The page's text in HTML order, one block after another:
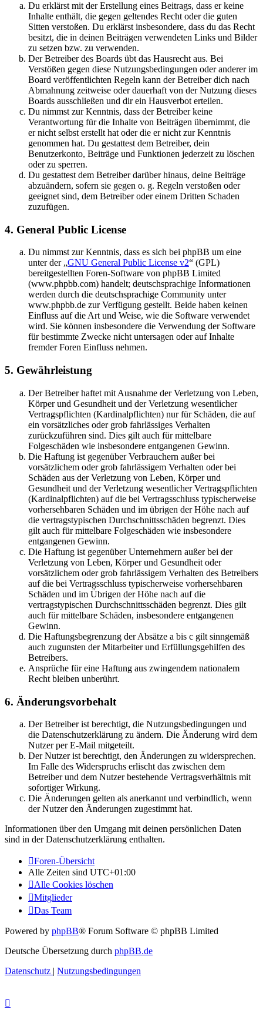
Du erklärst mit der Erstellung eines Beitrags, dass er keine
Inhalte enthält, die gegen geltendes Recht oder die guten
Sitten verstoßen. Du erklärst insbesondere, dass du das Recht
besitzt, die in deinen Beiträgen verwendeten Links und Bilder
zu setzen bzw. zu verwenden.
Der Betreiber des Boards übt das Hausrecht aus. Bei
Verstößen gegen diese Nutzungsbedingungen oder anderer im
Board veröffentlichten Regeln kann der Betreiber dich nach
Abmahnung zeitweise oder dauerhaft von der Nutzung dieses
Boards ausschließen und dir ein Hausverbot erteilen.
Du nimmst zur Kenntnis, dass der Betreiber keine
Verantwortung für die Inhalte von Beiträgen übernimmt, die
er nicht selbst erstellt hat oder die er nicht zur Kenntnis
genommen hat. Du gestattest dem Betreiber, dein
Benutzerkonto, Beiträge und Funktionen jederzeit zu löschen
oder zu sperren.
Du gestattest dem Betreiber darüber hinaus, deine Beiträge
abzuändern, sofern sie gegen o. g. Regeln verstoßen oder
geeignet sind, dem Betreiber oder einem Dritten Schaden
zuzufügen.
4. General Public License
Du nimmst zur Kenntnis, dass es sich bei phpBB um eine
unter der „GNU General Public License v2“ (GPL)
bereitgestellten Foren-Software von phpBB Limited
(www.phpbb.com) handelt; deutschsprachige Informationen
werden durch die deutschsprachige Community unter
www.phpbb.de zur Verfügung gestellt. Beide haben keinen
Einfluss auf die Art und Weise, wie die Software verwendet
wird. Sie können insbesondere die Verwendung der Software
für bestimmte Zwecke nicht untersagen oder auf Inhalte
fremder Foren Einfluss nehmen.
5. Gewährleistung
Der Betreiber haftet mit Ausnahme der Verletzung von Leben,
Körper und Gesundheit und der Verletzung wesentlicher
Vertragspflichten (Kardinalpflichten) nur für Schäden, die auf
ein vorsätzliches oder grob fahrlässiges Verhalten
zurückzuführen sind. Dies gilt auch für mittelbare
Folgeschäden wie insbesondere entgangenen Gewinn.
Die Haftung ist gegenüber Verbrauchern außer bei
vorsätzlichem oder grob fahrlässigem Verhalten oder bei
Schäden aus der Verletzung von Leben, Körper und
Gesundheit und der Verletzung wesentlicher Vertragspflichten
(Kardinalpflichten) auf die bei Vertragsschluss typischerweise
vorhersehbaren Schäden und im übrigen der Höhe nach auf
die vertragstypischen Durchschnittsschäden begrenzt. Dies
gilt auch für mittelbare Folgeschäden wie insbesondere
entgangenen Gewinn.
Die Haftung ist gegenüber Unternehmern außer bei der
Verletzung von Leben, Körper und Gesundheit oder
vorsätzlichem oder grob fahrlässigem Verhalten des Betreibers
auf die bei Vertragsschluss typischerweise vorhersehbaren
Schäden und im Übrigen der Höhe nach auf die
vertragstypischen Durchschnittsschäden begrenzt. Dies gilt
auch für mittelbare Schäden, insbesondere entgangenen
Gewinn.
Die Haftungsbegrenzung der Absätze a bis c gilt sinngemäß
auch zugunsten der Mitarbeiter und Erfüllungsgehilfen des
Betreibers.
Ansprüche für eine Haftung aus zwingendem nationalem
Recht bleiben unberührt.
6. Änderungsvorbehalt
Der Betreiber ist berechtigt, die Nutzungsbedingungen und
die Datenschutzerklärung zu ändern. Die Änderung wird dem
Nutzer per E-Mail mitgeteilt.
Der Nutzer ist berechtigt, den Änderungen zu widersprechen.
Im Falle des Widerspruchs erlischt das zwischen dem
Betreiber und dem Nutzer bestehende Vertragsverhältnis mit
sofortiger Wirkung.
Die Änderungen gelten als anerkannt und verbindlich, wenn
der Nutzer den Änderungen zugestimmt hat.
Informationen über den Umgang mit deinen persönlichen Daten
sind in der Datenschutzerklärung enthalten.
Foren-Übersicht
Alle Zeiten sind UTC+01:00
Alle Cookies löschen
Mitglieder
Das Team
Powered by phpBB® Forum Software © phpBB Limited
Deutsche Übersetzung durch phpBB.de
Datenschutz | Nutzungsbedingungen